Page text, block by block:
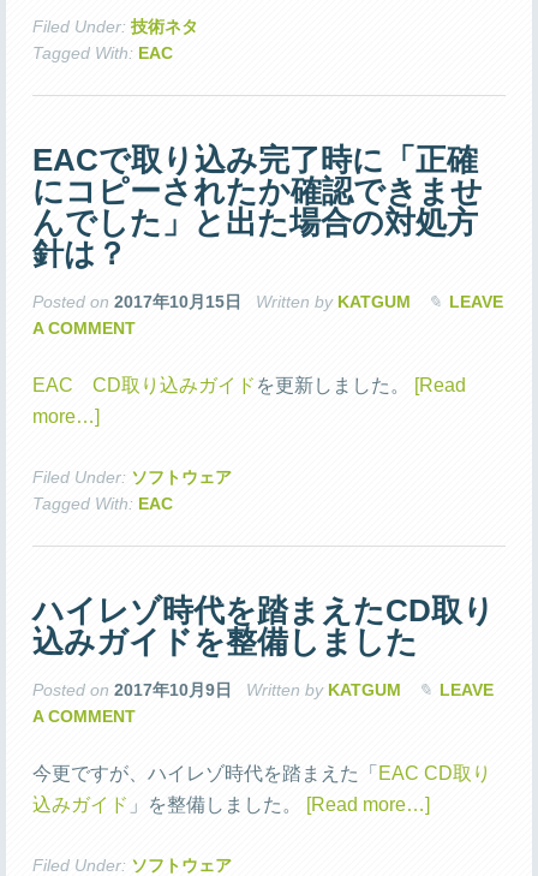
Filed Under: 技術ネタ
Tagged With: EAC
EACで取り込み完了時に「正確
にコピーされたか確認できませ
んでした」と出た場合の対処方
針は？
Posted on 2017年10月15日 Written by KATGUM
LEAVE
A COMMENT
EAC CD取り込みガイド を更新しました。
[Read
more…]
Filed Under: ソフトウェア
Tagged With: EAC
ハイレゾ時代を踏まえたCD取り
込みガイドを整備しました
Posted on 2017年10月9日 Written by KATGUM
LEAVE
A COMMENT
今更ですが、ハイレゾ時代を踏まえた「 EAC CD取り
込みガイド 」を整備しました。 [Read more…]
Filed Under: ソフトウェア